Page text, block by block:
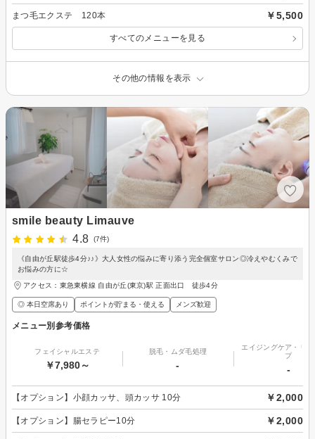
まつ毛エクステ 120本 ￥5,500
すべてのメニューを見る
その他の情報を表示
smile beauty Limauve
4.8
(7件)
《自由が丘駅徒歩4分♪♪》大人女性の悩みに寄り添う完全個室サロン◎冷えやむくみで
お悩みの方に☆
アクセス：東急東横線 自由が丘(東京)駅 正面出口 徒歩4分
◎ 本日空席あり ポイントが貯まる・使える メンズ歓迎
メニュー別参考価格
フェイシャルエステ
￥7,980～
脱毛・ムダ毛処理
-
エイジングケア・リ
プ
-
【オプション】小顔カッサ、頭カッサ 10分 ￥2,000
【オプション】腸セラピー10分 ￥2,000